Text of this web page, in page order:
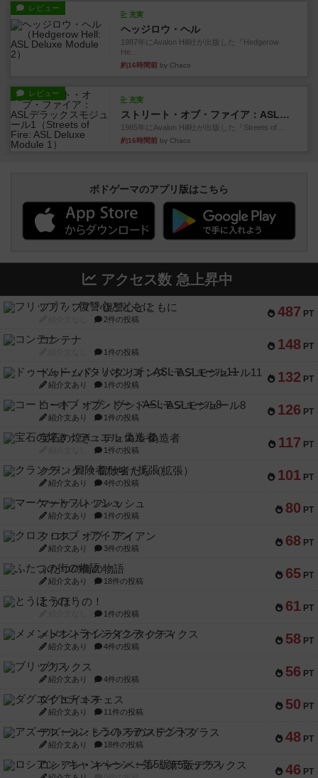
レビュー
充実
ヘッジロウ・ヘル
1987年にAvalon Hill社が出版した『Hedgerow
He...
約16時間前 by Chaco
レビュー
充実
ストリート・オブ・ファイア：ASLデラックスモジュール1
1985年にAvalon Hill社が出版した『Streets of ...
約16時間前 by Chaco
ボドゲーマのアプリ版はこちら
アクセス数 急上昇中
487 PT
フリップ７：復讐心とともに
2件の投稿
148 PT
コンテナ
1件の投稿
132 PT
ドゥームド・バタリオンズ：ASLモジュール11
紹介文あり 1件の投稿
126 PT
コード・オブ・ブシドー：ASLモジュール8
紹介文あり 1件の投稿
117 PT
宝石の煌き：デュエル 偽造者
1件の投稿
101 PT
クランク! ：冒険者たち（拡張）
紹介文あり 4件の投稿
80 PT
マーケットフレッシュ
紹介文あり 1件の投稿
68 PT
クロス・オブ・アイアン
紹介文あり 3件の投稿
65 PT
ふたつの街の物語
紹介文あり 18件の投稿
61 PT
とうほうの！
1件の投稿
58 PT
メメントオンラインタクティクス
紹介文あり 4件の投稿
56 PT
ブリックス
紹介文あり 4件の投稿
50 PT
ダグエイトチェス
紹介文あり 11件の投稿
48 PT
アズール：シントラのステンドグラス
紹介文あり 18件の投稿
46 PT
ロシアン・キャンペーン：第5版デラックス